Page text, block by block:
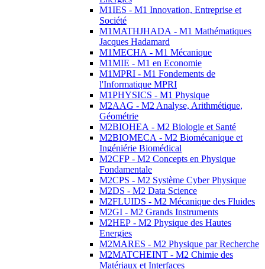
M1IES - M1 Innovation, Entreprise et
Société
M1MATHJHADA - M1 Mathématiques
Jacques Hadamard
M1MECHA - M1 Mécanique
M1MIE - M1 en Economie
M1MPRI - M1 Fondements de
l'Informatique MPRI
M1PHYSICS - M1 Physique
M2AAG - M2 Analyse, Arithmétique,
Géométrie
M2BIOHEA - M2 Biologie et Santé
M2BIOMECA - M2 Biomécanique et
Ingéniérie Biomédical
M2CFP - M2 Concepts en Physique
Fondamentale
M2CPS - M2 Système Cyber Physique
M2DS - M2 Data Science
M2FLUIDS - M2 Mécanique des Fluides
M2GI - M2 Grands Instruments
M2HEP - M2 Physique des Hautes
Energies
M2MARES - M2 Physique par Recherche
M2MATCHEINT - M2 Chimie des
Matériaux et Interfaces